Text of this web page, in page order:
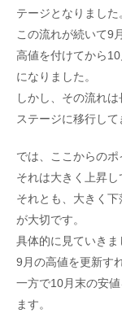
テージとなりました
この流れが続いて9
高値を付けてから
になりました。
しかし、その流れ
ステージに移行して
では、ここからのポ
それは大きく上昇し
それとも、大きく
が大切です。
具体的に見ていきま
9月の高値を更新す
一方で10月末の安
ます。